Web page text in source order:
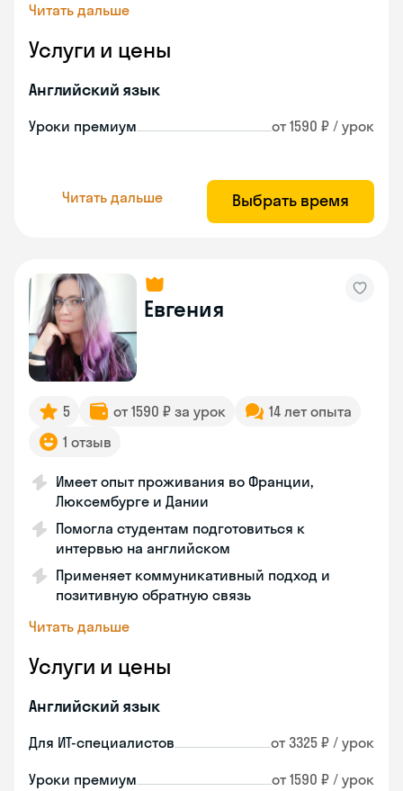
Читать дальше
Услуги и цены
Английский язык
Уроки премиум от 1590 ₽ / урок
Читать дальше Выбрать время
Евгения
5 от 1590 ₽ за урок
14 лет опыта
1 отзыв
Имеет опыт проживания во Франции,
Люксембурге и Дании
Помогла студентам подготовиться к
интервью на английском
Применяет коммуникативный подход и
позитивную обратную связь
Читать дальше
Услуги и цены
Английский язык
Для ИТ-специалистов от 3325 ₽ / урок
Уроки премиум от 1590 ₽ / урок